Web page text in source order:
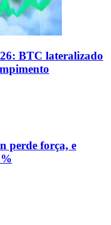
BTC lateralizado
perde força, e